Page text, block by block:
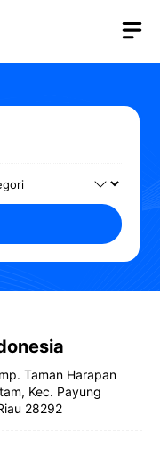
Taman Harapan
Kec. Payung
28292